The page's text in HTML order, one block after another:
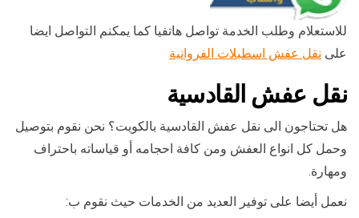
للاستعلام وطلب الخدمة تواصل هاتفيا كما يمكنم التواصل ايضا
على نقل عفش اسطبلات الفروانية
نقل عفش القادسية
هل تحتاجون الى نقل عفش القادسية بالكويت؟ نحن نقوم بتوصيل
وحمل كل انواع العفش ومن كافة احجامه أو قياساته باحتراف
ومهارة.
نعمل أيضا على توفير العديد من الخدمات حيث نقوم ب: